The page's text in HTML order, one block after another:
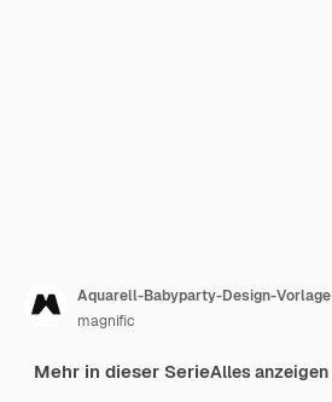
Aquarell-Babyparty-Design-Vorlage
magnific
Mehr in dieser SerieAlles anzeigen